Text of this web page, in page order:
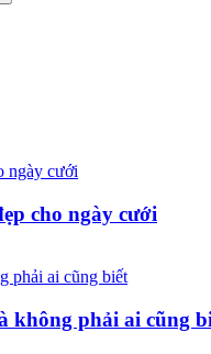
cho ngày cưới
không phải ai cũng